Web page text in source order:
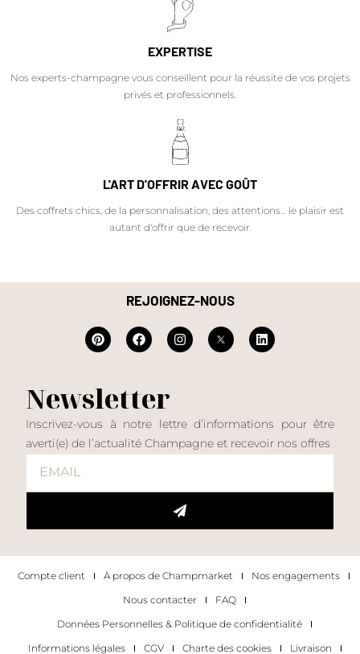
EXPERTISE
Nos experts-champagne vous conseillent pour la réussite de vos projets
privés et professionnels.
L'ART D'OFFRIR AVEC GOÛT
Des coffrets chics, de la personnalisation, des attentions… le plaisir est
autant d'offrir que de recevoir.
REJOIGNEZ-NOUS
Newsletter
Inscrivez-vous à notre lettre d’informations pour être
averti(e) de l’actualité Champagne et recevoir nos offres
Compte client À propos de Champmarket
Nos engagements
Nous contacter
FAQ
Données Personnelles & Politique de confidentialité
Informations légales
CGV Charte des cookies Livraison